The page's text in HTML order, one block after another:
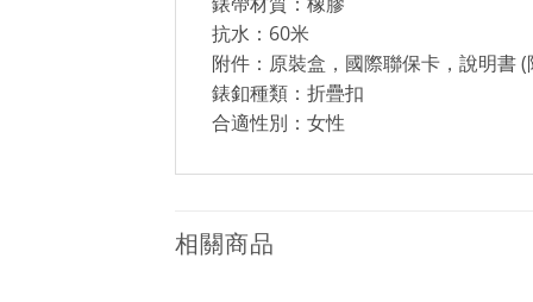
抗水：60米
附件：原裝盒，國際聯保卡，說明書 (
錶釦種類：折疊扣
合適性別：女性
相關商品